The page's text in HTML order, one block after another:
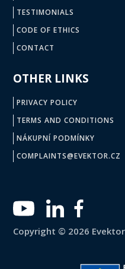
TESTIMONIALS
CODE OF ETHICS
CONTACT
OTHER LINKS
PRIVACY POLICY
TERMS AND CONDITIONS
NÁKUPNÍ PODMÍNKY
COMPLAINTS@EVEKTOR.CZ
Copyright © 2026